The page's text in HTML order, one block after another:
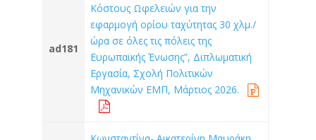
ad181
Κόστους Ωφελειών για την
εφαρμογή ορίου ταχύτητας 30 χλμ./
ώρα σε όλες τις πόλεις της
Ευρωπαϊκής Ένωσης”, Διπλωματική
Εργασία, Σχολή Πολιτικών
Μηχανικών ΕΜΠ, Μάρτιος 2026.